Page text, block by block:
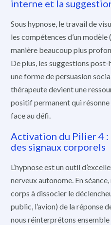
interne et la
Sous hypnose, le travail de
les compétences d’un
manière beaucoup plus
De plus, les suggestions
une forme de persuasion
thérapeute devient une
positif permanent qui
face au défi.
Activation du Pilier 4
des signaux corporels
L’hypnose est un outil
nerveux autonome. En
corps à dissocier le
public, l’avion) de la réponse
nous réinterprétons